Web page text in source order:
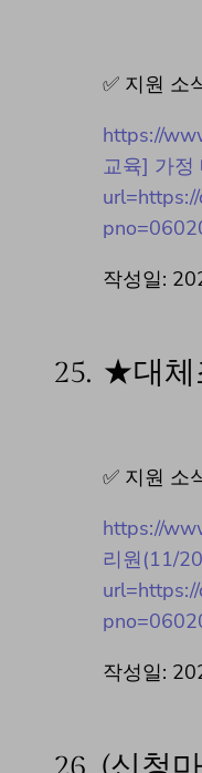
✅ 지원 소
https://
교육] 가정
작성일:
25. ★대체
✅ 지원 소
https://
리원(11/
작성일: